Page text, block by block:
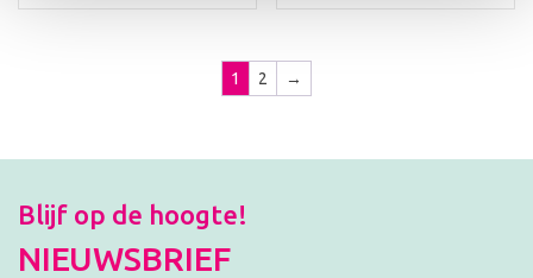
1 2 →
Blijf op de hoogte!
NIEUWSBRIEF